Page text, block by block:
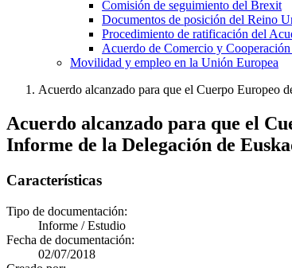
Comisión de seguimiento del Brexit
Documentos de posición del Reino
Procedimiento de ratificación del
Acuerdo de Comercio y
Movilidad y empleo en la Unión Europea
Acuerdo alcanzado para que el Cuerpo Europeo
Acuerdo alcanzado para que el
Informe de la Delegación de
Características
Tipo de documentación:
Informe / Estudio
Fecha de documentación:
02/07/2018